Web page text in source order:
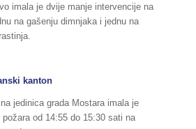
imala je dvije manje intervencije na
na gašenju dimnjaka i jednu na
kanton
jedinica grada Mostara imala je
od 14:55 do 15:30 sati na